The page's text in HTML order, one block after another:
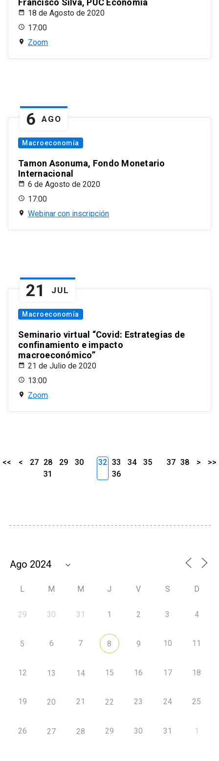
Francisco Silva, PUC Economía
18 de Agosto de 2020
17:00
Zoom
6 AGO
Macroeconomía
Tamon Asonuma, Fondo Monetario
Internacional
6 de Agosto de 2020
17:00
Webinar con inscripción
21 JUL
Macroeconomía
Seminario virtual “Covid: Estrategias de
confinamiento e impacto
macroeconómico”
21 de Julio de 2020
13:00
Zoom
<< < 27 28 29
30
31
32 33 34
35
36
37 38 > >>
L M M J V S D
29 30 31 1 2 3 4
5 6 7 8 9 10 11
12 13 14 15 16 17 18
19 20 21 22 23 24 25
26 27 28 29 30 31 1